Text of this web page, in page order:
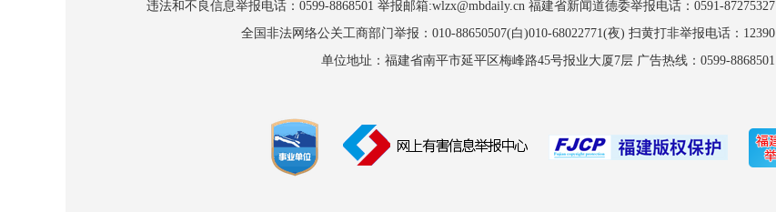
违法和不良信息举报电话：0599-8868501 举报邮箱:wlzx@mbdaily.cn 福建省新闻道德委举报电话：0591-87275327
全国非法网络公关工商部门举报：010-88650507(白)010-68022771(夜) 扫黄打非举报电话：12390
单位地址：福建省南平市延平区梅峰路45号报业大厦7层 广告热线：0599-8868501